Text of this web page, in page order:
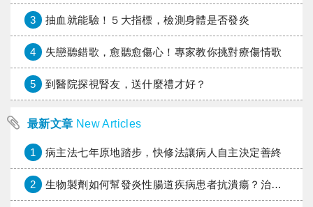
3 抽血就能驗！５大指標，檢測身體是否發炎
4 失戀聽錯歌，愈聽愈傷心！專家教你挑對療傷情歌
5 到醫院探視腎友，送什麼禮才好？
最新文章 New Articles
1 病主法七年原地踏步，快修法讓病人自主決定善終
2 生物製劑如何幫發炎性腸道疾病患者抗潰瘍？治療進展與健保給付困境一次看